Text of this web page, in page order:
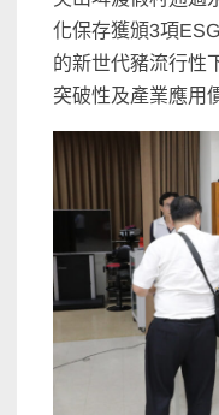
化保存獲頒3項
的新世代豬流行性
突破性及產業應用